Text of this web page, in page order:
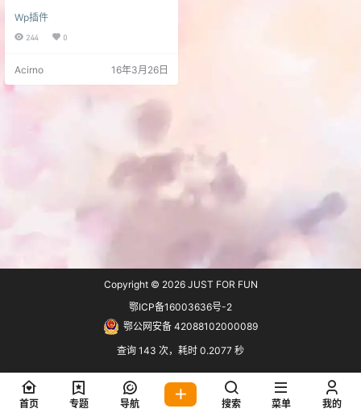
都进不去，只能改数据库了）或者
网站资源的域名有更改时比如换图
改域名。 插件安装：wp后台搜 Velv
et Blues Update URLs 安装。
Wp插件
244 0
Acirno 16年3月26日
Copyright © 2026JUST FOR FUN
鄂ICP备16003636号-2
鄂公网安备 42088102000089
查询 143 次，耗时 0.2077 秒
首页 专题 导航 搜索 菜单 我的